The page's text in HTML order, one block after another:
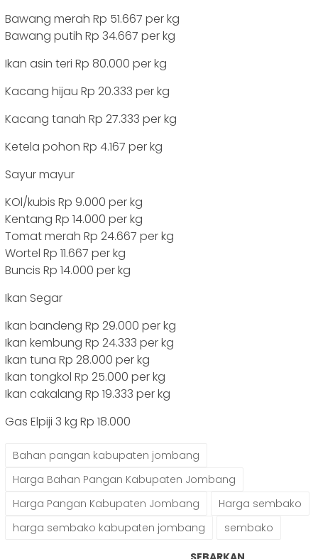
Bawang merah Rp 51.667 per kg
Bawang putih Rp 34.667 per kg
Ikan asin teri Rp 80.000 per kg
Kacang hijau Rp 20.333 per kg
Kacang tanah Rp 27.333 per kg
Ketela pohon Rp 4.167 per kg
Sayur mayur
KOl/kubis Rp 9.000 per kg
Kentang Rp 14.000 per kg
Tomat merah Rp 24.667 per kg
Wortel Rp 11.667 per kg
Buncis Rp 14.000 per kg
Ikan Segar
Ikan bandeng Rp 29.000 per kg
Ikan kembung Rp 24.333 per kg
Ikan tuna Rp 28.000 per kg
Ikan tongkol Rp 25.000 per kg
Ikan cakalang Rp 19.333 per kg
Gas Elpiji 3 kg Rp 18.000
Bahan pangan kabupaten jombang
Harga Bahan Pangan Kabupaten Jombang
Harga Pangan Kabupaten Jombang
Harga sembako
harga sembako kabupaten jombang
sembako